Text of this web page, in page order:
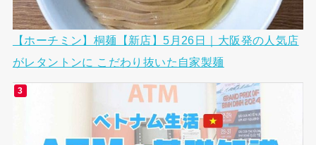
【ホーチミン】桐麺【新店】5月26日｜大阪発の人気店
がレタントンに こだわり抜いた自家製麺